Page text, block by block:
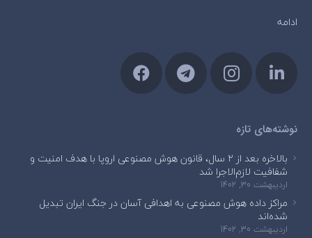
ادامه
نوشته‌های تازه
بالاخره بعد از ۲ سال، قانون هوش مصنوعی اروپا با هدف امنیت و
شفافیت لازم‌الاجرا شد
اردیبهشت 30, 1402
مراکز داده هوش مصنوعی به اهدافی آسان در جنگ ایران تبدیل
شده‌اند
اردیبهشت 30, 1402